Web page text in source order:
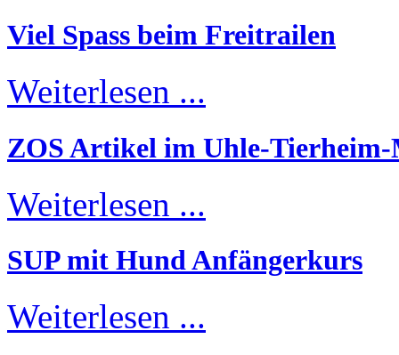
Viel Spass beim Freitrailen
Weiterlesen ...
ZOS Artikel im Uhle-Tierheim-
Weiterlesen ...
SUP mit Hund Anfängerkurs
Weiterlesen ...